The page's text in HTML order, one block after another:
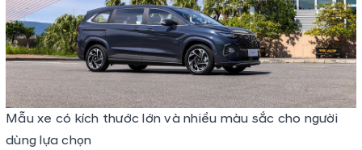
Mẫu xe có kích thước lớn và nhiều màu sắc cho người
dùng lựa chọn